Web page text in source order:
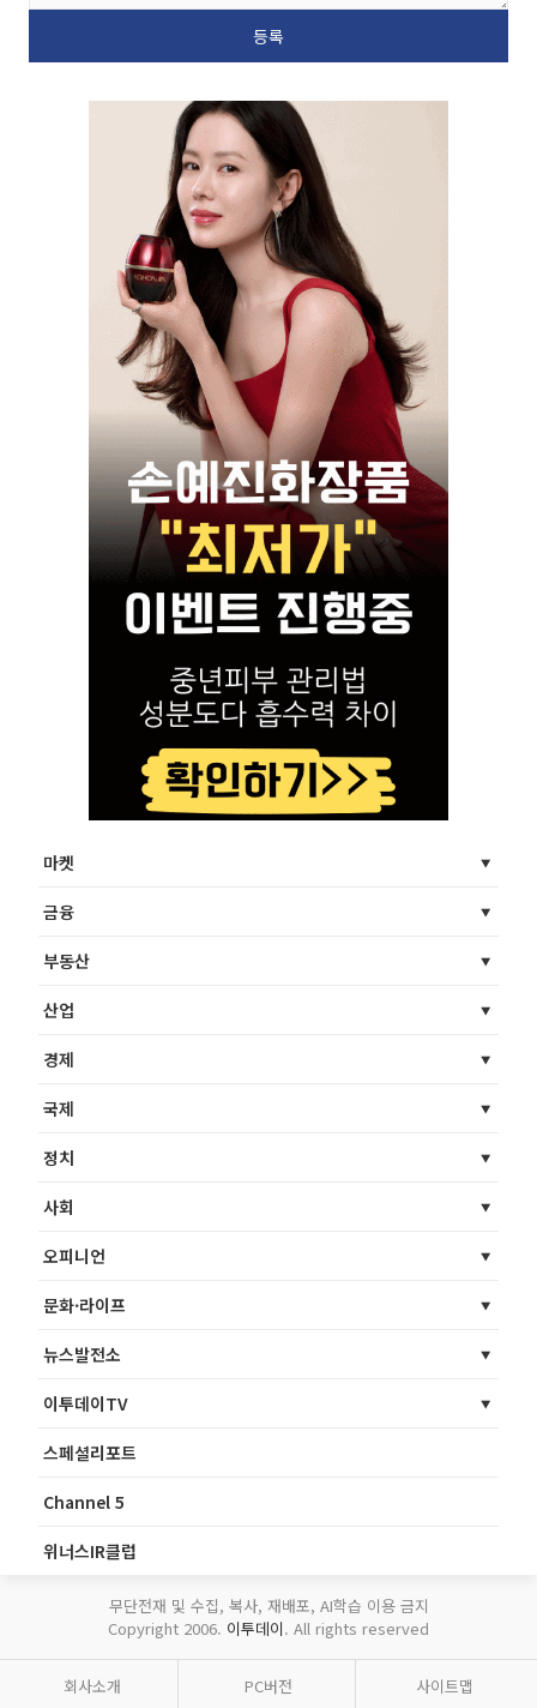
마켓
금융
부동산
산업
경제
국제
정치
사회
오피니언
문화·라이프
뉴스발전소
이투데이TV
스페셜리포트
Channel 5
위너스IR클럽
무단전재 및 수집, 복사, 재배포, AI학습 이용 금지
Copyright 2006. 이투데이. All rights reserved
회사소개 PC버전 사이트맵